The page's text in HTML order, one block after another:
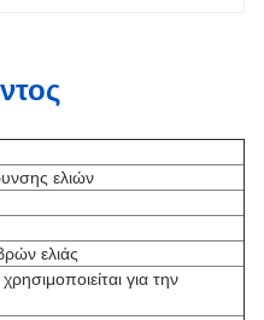
ελιών
ελιάς
για την